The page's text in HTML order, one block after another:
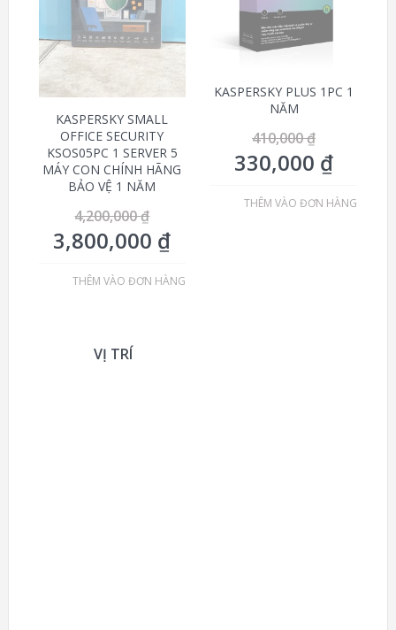
KASPERSKY SMALL
OFFICE SECURITY
KSOS05PC 1 SERVER 5
MÁY CON CHÍNH HÃNG
BẢO VỆ 1 NĂM
4,200,000₫
3,800,000 ₫
THÊM VÀO ĐƠN HÀNG
KASPERSKY PLUS 1PC 1
NĂM
410,000₫
330,000 ₫
THÊM VÀO ĐƠN HÀNG
VỊ TRÍ